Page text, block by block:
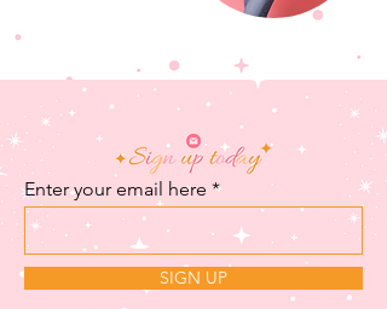
Enter your email here
SIGN UP